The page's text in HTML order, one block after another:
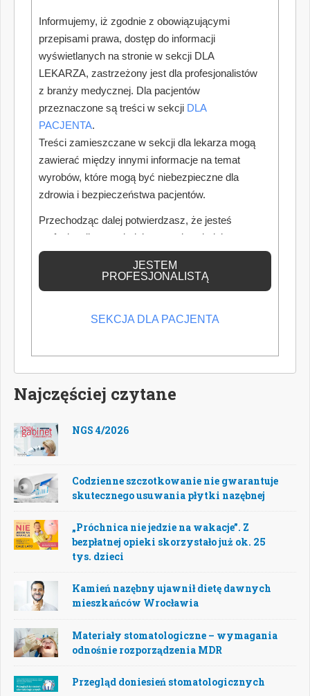
POPULARNE NOWE
Najczęściej czytane
NGS 4/2026
Codzienne szczotkowanie nie gwarantuje
skutecznego usuwania płytki nazębnej
„Próchnica nie jedzie na wakacje”. Z
bezpłatnej opieki skorzystało już ok. 25
tys. dzieci
Kamień nazębny ujawnił dietę dawnych
mieszkańców Wrocławia
Materiały stomatologiczne – wymagania
odnośnie rozporządzenia MDR
Przegląd doniesień stomatologicznych
Informujemy, iż zgodnie z obowiązującymi
przepisami prawa, dostęp do informacji
wyświetlanych na stronie w sekcji DLA
LEKARZA, zastrzeżony jest dla profesjonalistów
z branży medycznej. Dla pacjentów
przeznaczone są treści w sekcji DLA
PACJENTA.
Treści zamieszczane w sekcji dla lekarza mogą
zawierać między innymi informacje na temat
wyrobów, które mogą być niebezpieczne dla
zdrowia i bezpieczeństwa pacjentów.
Przechodząc dalej potwierdzasz, że jesteś
profesjonalistą posiadającym odpowiednią
wiedzę medyczną.
JESTEM
PROFESJONALISTĄ
SEKCJA DLA PACJENTA